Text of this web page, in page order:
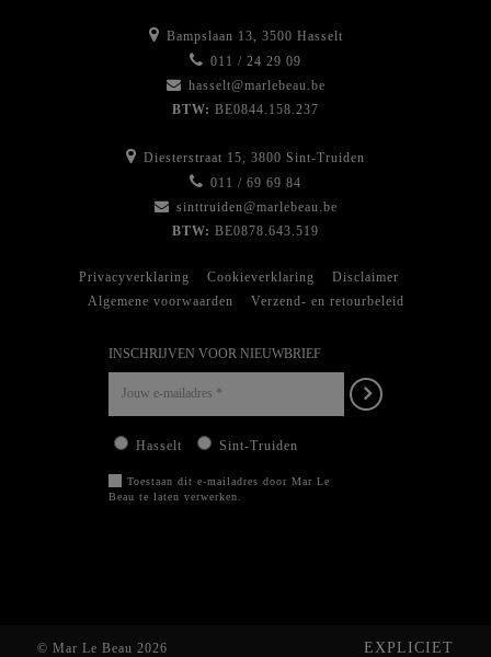
Bampslaan 13, 3500 Hasselt
011 / 24 29 09
hasselt@marlebeau.be
BTW: BE0844.158.237
Diesterstraat 15, 3800 Sint-Truiden
011 / 69 69 84
sinttruiden@marlebeau.be
BTW: BE0878.643.519
Privacyverklaring Cookieverklaring
Disclaimer
Algemene voorwaarden
Verzend- en retourbeleid
INSCHRIJVEN VOOR NIEUWBRIEF
Hasselt Sint-Truiden
Toestaan dit e-mailadres door Mar Le
Beau te laten verwerken.
© Mar Le Beau 2026 EXPLICIET